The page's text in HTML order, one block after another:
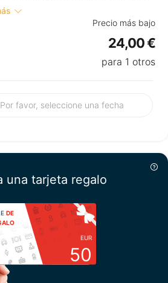
Precio más bajo
24,00 €
para 1 otros
una tarjeta regalo
DE
EUR
50